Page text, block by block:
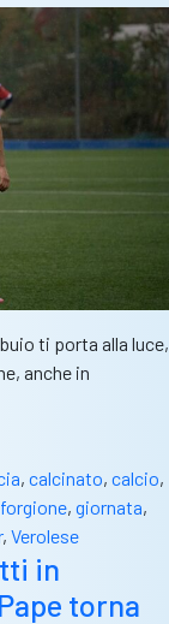
ti porta alla luce,
anche in
, calcinato, calcio,
forgione, giornata,
, Verolese
in
torna